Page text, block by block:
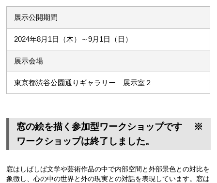
展示公開期間
2024年8月1日（木）～9月1日（日）
展示会場
東京都渋谷公園通りギャラリー 展示室２
窓の絵を描く参加型ワークショップです ※
ワークショップは終了しました。
窓はしばしば文学や芸術作品の中で内部空間と外部景色との対比を
象徴し、心の中の世界と外の現実との対話を表現しています。窓は